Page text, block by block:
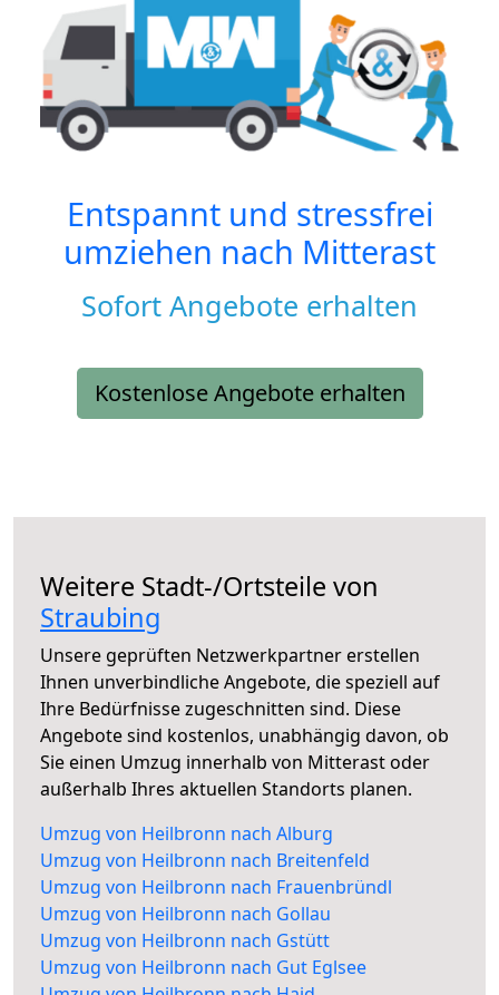
Entspannt und stressfrei
umziehen nach Mitterast
Sofort Angebote erhalten
Kostenlose Angebote erhalten
Weitere Stadt-/Ortsteile von
Straubing
Unsere geprüften Netzwerkpartner erstellen
Ihnen unverbindliche Angebote, die speziell auf
Ihre Bedürfnisse zugeschnitten sind. Diese
Angebote sind kostenlos, unabhängig davon, ob
Sie einen Umzug innerhalb von Mitterast oder
außerhalb Ihres aktuellen Standorts planen.
Umzug von Heilbronn nach Alburg
Umzug von Heilbronn nach Breitenfeld
Umzug von Heilbronn nach Frauenbründl
Umzug von Heilbronn nach Gollau
Umzug von Heilbronn nach Gstütt
Umzug von Heilbronn nach Gut Eglsee